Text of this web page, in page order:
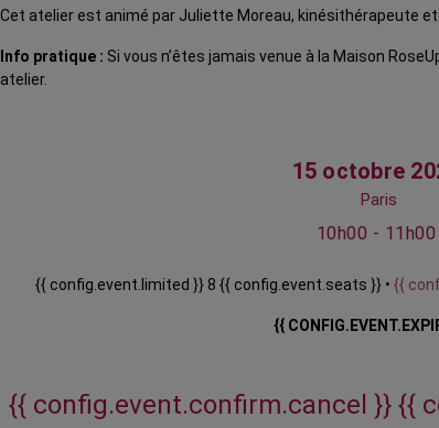
Cet atelier est animé par Juliette Moreau, kinésithérapeute
Info pratique : Si vous n’êtes jamais venue à la Maison
atelier.
15 octobre
Paris
10h00 - 11h00
{{ config.event.limited }} 8 {{ config.event.seats }} • {{
{{
{{ config.event.confirm.cancel }} {{